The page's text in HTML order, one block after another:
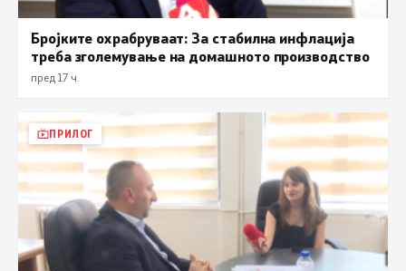
Бројките охрабруваат: За стабилна инфлација
треба зголемување на домашното производство
пред 17 ч.
ПРИЛОГ